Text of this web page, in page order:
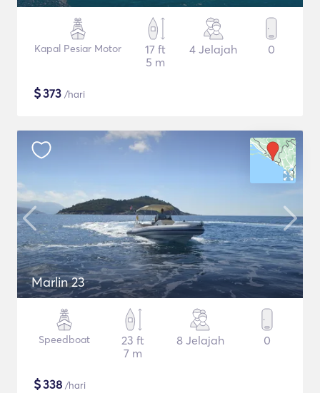
Kapal Pesiar Motor
17 ft
5 m
4 Jelajah 0
$373 /hari
Marlin 23
Speedboat
23 ft
7 m
8 Jelajah 0
$338 /hari